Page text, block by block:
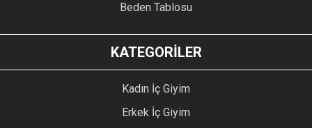
Beden Tablosu
KATEGORİLER
Kadın İç Giyim
Erkek İç Giyim